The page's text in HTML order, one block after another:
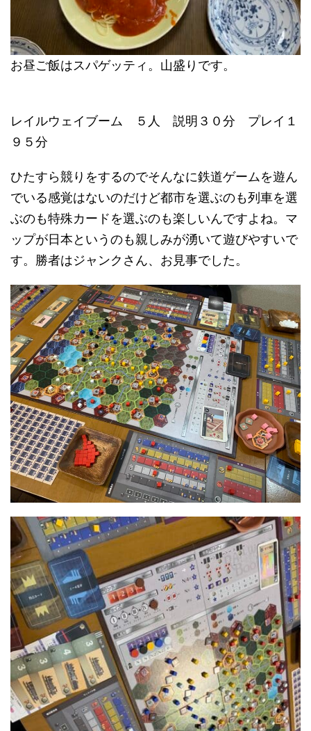
お昼ご飯はスパゲッティ。山盛りです。
レイルウェイブーム ５人 説明３０分 プレイ１
９５分
ひたすら競りをするのでそんなに鉄道ゲームを遊ん
でいる感覚はないのだけど都市を選ぶのも列車を選
ぶのも特殊カードを選ぶのも楽しいんですよね。マ
ップが日本というのも親しみが湧いて遊びやすいで
す。勝者はジャンクさん、お見事でした。